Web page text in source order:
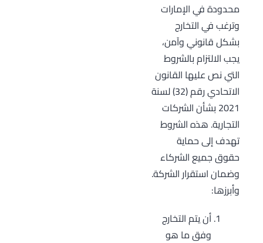
محدودة في الإمارات
وترغب في التخارج
بشكل قانوني وآمن،
يجب الالتزام بالشروط
التي نص عليها القانون
الاتحادي رقم (32) لسنة
2021 بشأن الشركات
التجارية. هذه الشروط
تهدف إلى حماية
حقوق جميع الشركاء
وضمان استقرار الشركة.
وأبرزها:
أن يتم التخارج
وفق ما هو